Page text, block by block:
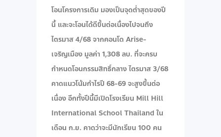
โอนโครงการเดิม มองเป็นจุดต่ำสุดของปี
นี้ และจะโอนได้ดีขึ้นต่อเนื่องไปจนถึง
ไตรมาส 4/68 จากคอนโด Arise-
เจริญเมือง มูลค่า 1,308 ลบ. ที่จะครบ
กำหนดโอนกรรมสิทธิ์กลาง ไตรมาส 3/68
คาดแนวโน้มกำไรปี 68-69 จะสูงขึ้นต่อ
เนื่อง อีกทั้งปีนี้มีเปิดโรงเรียน Mill Hill
International School Thailand ใน
เดือน ก.ย. คาดว่าจะมีนักเรียน 100 คน